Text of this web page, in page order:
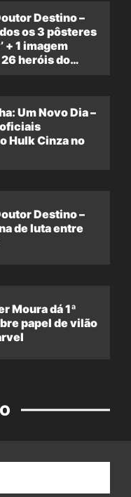
Destino –
os 3 pôsteres
+ 1 imagem
heróis do
Um Novo Dia –
Hulk Cinza no
Destino –
de luta entre
Moura dá 1ª
papel de vilão